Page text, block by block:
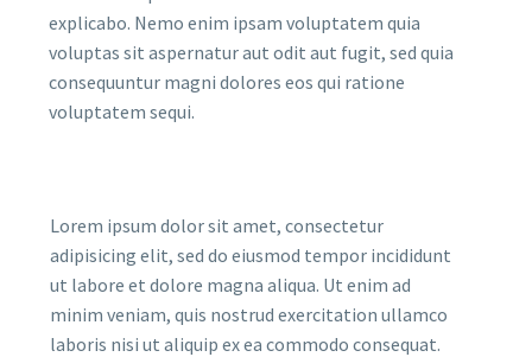
explicabo. Nemo enim ipsam voluptatem quia
voluptas sit aspernatur aut odit aut fugit, sed quia
consequuntur magni dolores eos qui ratione
voluptatem sequi.
Lorem ipsum dolor sit amet, consectetur
adipisicing elit, sed do eiusmod tempor incididunt
ut labore et dolore magna aliqua. Ut enim ad
minim veniam, quis nostrud exercitation ullamco
laboris nisi ut aliquip ex ea commodo consequat.